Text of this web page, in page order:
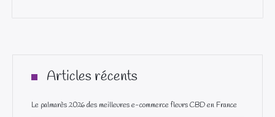
Articles récents
Le palmarès 2026 des meilleures e-commerce fleurs CBD en France